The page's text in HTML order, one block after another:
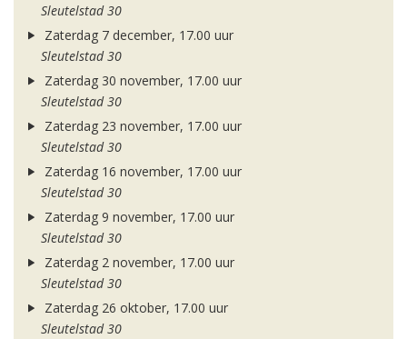
Sleutelstad 30
Zaterdag 7 december, 17.00 uur
Sleutelstad 30
Zaterdag 30 november, 17.00 uur
Sleutelstad 30
Zaterdag 23 november, 17.00 uur
Sleutelstad 30
Zaterdag 16 november, 17.00 uur
Sleutelstad 30
Zaterdag 9 november, 17.00 uur
Sleutelstad 30
Zaterdag 2 november, 17.00 uur
Sleutelstad 30
Zaterdag 26 oktober, 17.00 uur
Sleutelstad 30